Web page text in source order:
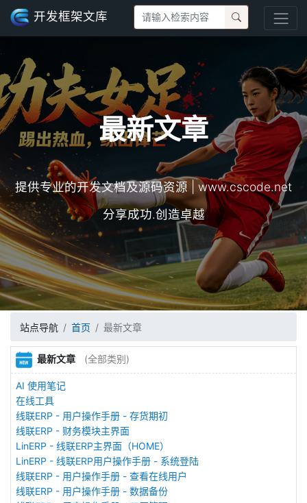
开发框架文库
最新文章
提供专业的开发文档及源码资源 | www.cscode.net
分享成功.创造卓越
站点导航 首页 最新文章
最新文章 (全部类别)
AI 使用笔记
在线工具
线联ERP - 用户操作手册 - 存货期初
线联ERP - 财务模块主界面
LinERP - 线联ERP主界面（HOME）
LinERP - 线联ERP用户操作手册 - 系统登陆
线联ERP - 用户操作手册 - 查看在线用户
线联ERP - 用户操作手册 - 数据备份